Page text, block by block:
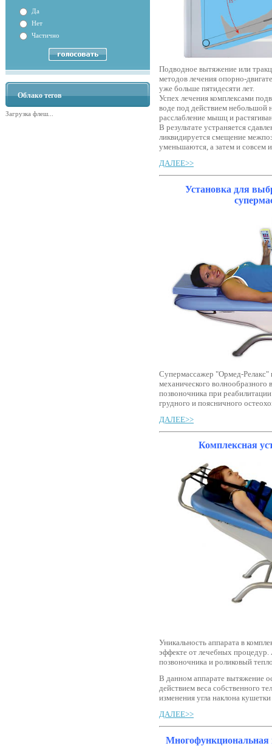
Да
Нет
Частично
Облако тегов
Загрузка флеш...
Подводное вытяжение или
методов лечения опорно-
уже больше пятидесяти лет.
Успех лечения комплексами
воде под действием небольшой
расслабление мышц и
В результате устраняется
ликвидируется смещение
уменьшаются, а затем и совсем
ДАЛЕЕ>>
Установка для
Супермассажер "Ормед-Релакс"
механического
позвоночника при
грудного и поясничного
ДАЛЕЕ>>
Комплексная
Уникальность аппарата в
эффекте от лечебных процедур.
позвоночника и роликовый
В данном аппарате вытяжение
действием веса собственного
изменения угла наклона
ДАЛЕЕ>>